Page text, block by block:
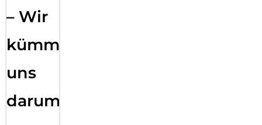
– Wir
kümmern
uns
darum!